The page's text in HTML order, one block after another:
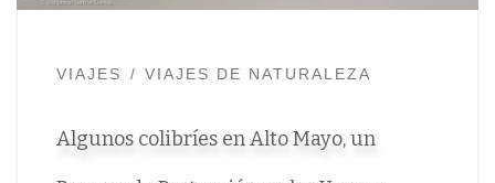
VIAJES VIAJES DE NATURALEZA
Algunos colibríes en Alto Mayo, un